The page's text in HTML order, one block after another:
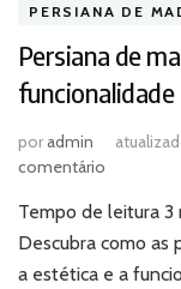
PERSIANA DE
Persiana de
poradmin
comentário
de
madeira:
elegância
Tempo de leitura 3
Descubra como as
a estética e a